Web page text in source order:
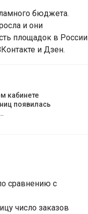
бюджета.
и они
площадок в России
и Дзен.
кабинете
появилась
сравнению с
число заказов